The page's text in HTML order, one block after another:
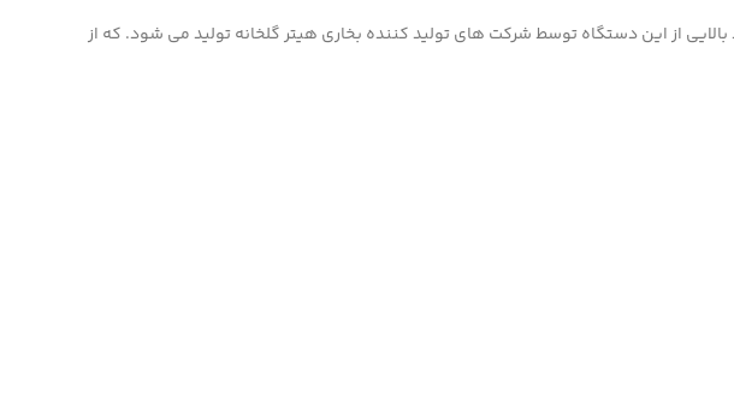
بالایی از این دستگاه توسط شرکت های تولید کننده بخاری هیتر گلخانه تولید می شود. که از